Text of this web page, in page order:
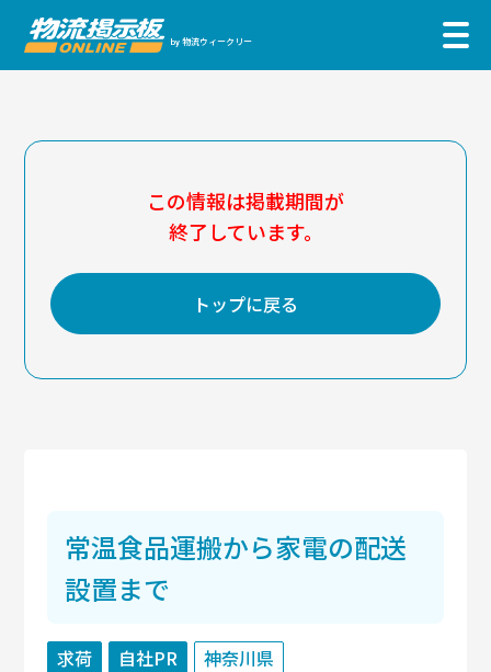
by 物流ウィークリー
この情報は掲載期間が
終了しています。
トップに戻る
常温食品運搬から家電の配送
設置まで
求荷 自社PR 神奈川県